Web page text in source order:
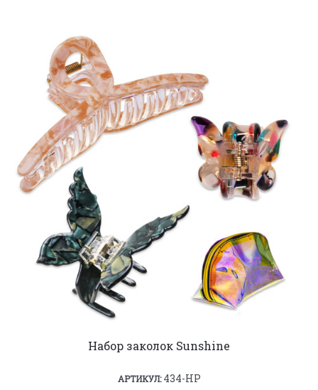
Набор заколок Sunshine
АРТИКУЛ:434-HP